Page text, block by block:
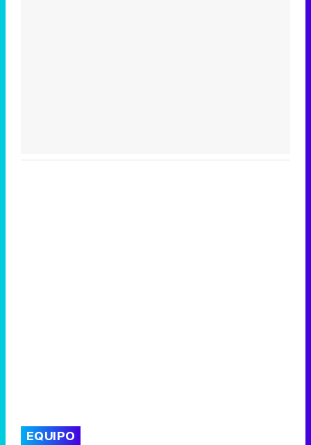
EQUIPO